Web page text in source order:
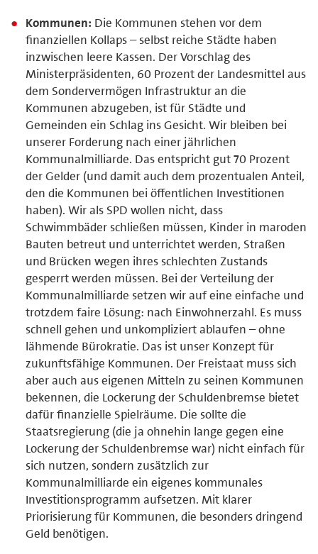
Kommunen: Die Kommunen stehen vor dem
finanziellen Kollaps – selbst reiche Städte haben
inzwischen leere Kassen. Der Vorschlag des
Ministerpräsidenten, 60 Prozent der Landesmittel aus
dem Sondervermögen Infrastruktur an die
Kommunen abzugeben, ist für Städte und
Gemeinden ein Schlag ins Gesicht. Wir bleiben bei
unserer Forderung nach einer jährlichen
Kommunalmilliarde. Das entspricht gut 70 Prozent
der Gelder (und damit auch dem prozentualen Anteil,
den die Kommunen bei öffentlichen Investitionen
haben). Wir als SPD wollen nicht, dass
Schwimmbäder schließen müssen, Kinder in maroden
Bauten betreut und unterrichtet werden, Straßen
und Brücken wegen ihres schlechten Zustands
gesperrt werden müssen. Bei der Verteilung der
Kommunalmilliarde setzen wir auf eine einfache und
trotzdem faire Lösung: nach Einwohnerzahl. Es muss
schnell gehen und unkompliziert ablaufen – ohne
lähmende Bürokratie. Das ist unser Konzept für
zukunftsfähige Kommunen. Der Freistaat muss sich
aber auch aus eigenen Mitteln zu seinen Kommunen
bekennen, die Lockerung der Schuldenbremse bietet
dafür finanzielle Spielräume. Die sollte die
Staatsregierung (die ja ohnehin lange gegen eine
Lockerung der Schuldenbremse war) nicht einfach für
sich nutzen, sondern zusätzlich zur
Kommunalmilliarde ein eigenes kommunales
Investitionsprogramm aufsetzen. Mit klarer
Priorisierung für Kommunen, die besonders dringend
Geld benötigen.